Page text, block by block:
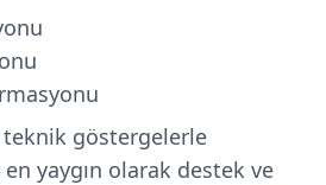
göstergelerle
yaygın olarak destek ve